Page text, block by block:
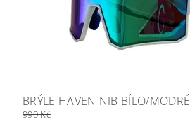
BRÝLE HAVEN NIB BÍLO/MODRÉ
990 Kč